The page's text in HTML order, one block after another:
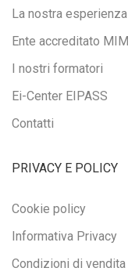
La nostra esperienza
Ente accreditato MIM
I nostri formatori
Ei-Center EIPASS
Contatti
PRIVACY E POLICY
Cookie policy
Informativa Privacy
Condizioni di vendita